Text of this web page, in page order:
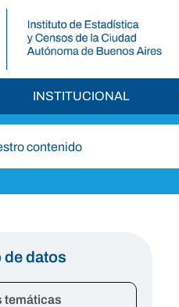
INSTITUCIONAL
de datos
temáticas